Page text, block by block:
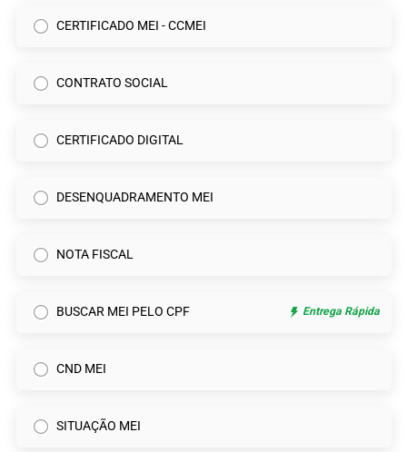
CERTIFICADO MEI - CCMEI
CONTRATO SOCIAL
CERTIFICADO DIGITAL
DESENQUADRAMENTO MEI
NOTA FISCAL
BUSCAR MEI PELO CPF Entrega Rápida
CND MEI
SITUAÇÃO MEI